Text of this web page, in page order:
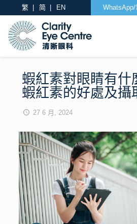
繁 简 EN
蝦紅素對眼睛有什
蝦紅素的好處及攝
27 6 月, 2024